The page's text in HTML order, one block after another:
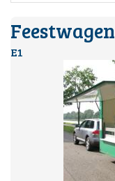
Feestwagen
E1